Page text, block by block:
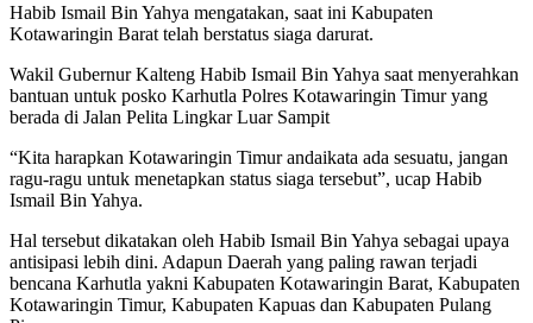
Habib Ismail Bin Yahya mengatakan, saat ini Kabupaten
Kotawaringin Barat telah berstatus siaga darurat.
Wakil Gubernur Kalteng Habib Ismail Bin Yahya saat menyerahkan
bantuan untuk posko Karhutla Polres Kotawaringin Timur yang
berada di Jalan Pelita Lingkar Luar Sampit
“Kita harapkan Kotawaringin Timur andaikata ada sesuatu, jangan
ragu-ragu untuk menetapkan status siaga tersebut”, ucap Habib
Ismail Bin Yahya.
Hal tersebut dikatakan oleh Habib Ismail Bin Yahya sebagai upaya
antisipasi lebih dini. Adapun Daerah yang paling rawan terjadi
bencana Karhutla yakni Kabupaten Kotawaringin Barat, Kabupaten
Kotawaringin Timur, Kabupaten Kapuas dan Kabupaten Pulang